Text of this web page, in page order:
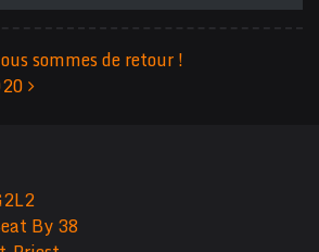
articles
sommes de retour !
By 38